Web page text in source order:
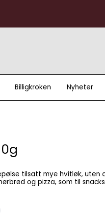
Billigkroken Nyheter
og pizza, som til